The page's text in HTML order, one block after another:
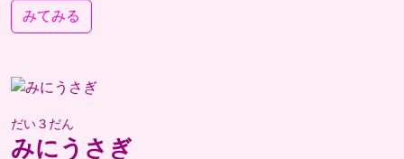
みてみる
だい３だん
みにうさぎ